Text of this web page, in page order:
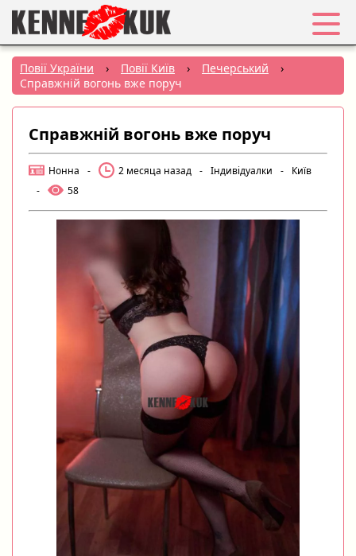
Обране
Вхід
Реєстрація
Міста:
РУС|
УКР
Створити оголошення
Повії України › Повії Київ › Печерський
›
Справжній вогонь вже поруч
Справжній вогонь вже поруч
Нонна - 2 месяца назад - Індивідуалки -
Київ
-
58